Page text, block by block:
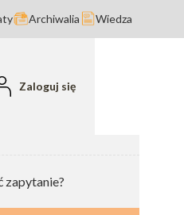
Archiwalia Wiedza
0. Zobacz szczegóły
Zaloguj się
zapytanie?